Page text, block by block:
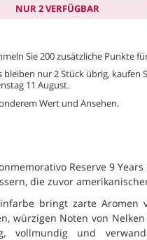
NUR 2 VERFÜGBAR
Sie 200 zusätzliche Punkte
bleiben nur 2 Stück übrig,
11 August.
Wert und Ansehen.
Reserve 9
die zuvor
bringt zarte Aromen
würzigen Noten von
vollmundig und